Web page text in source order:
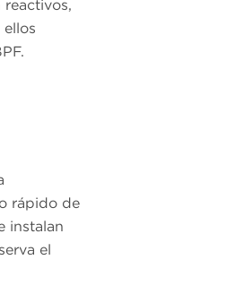
rápido de
instalan
el